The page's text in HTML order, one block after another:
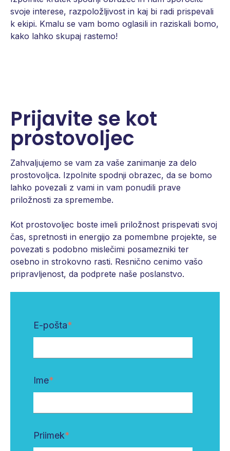
svoje interese, razpoložljivost in kaj bi radi prispevali
k ekipi. Kmalu se vam bomo oglasili in raziskali bomo,
kako lahko skupaj rastemo!
Prijavite se kot
prostovoljec
Zahvaljujemo se vam za vaše zanimanje za delo
prostovoljca. Izpolnite spodnji obrazec, da se bomo
lahko povezali z vami in vam ponudili prave
priložnosti za spremembe.
Kot prostovoljec boste imeli priložnost prispevati svoj
čas, spretnosti in energijo za pomembne projekte, se
povezati s podobno mislečimi posamezniki ter
osebno in strokovno rasti. Resnično cenimo vašo
pripravljenost, da podprete naše poslanstvo.
E-pošta*
Ime*
Priimek*